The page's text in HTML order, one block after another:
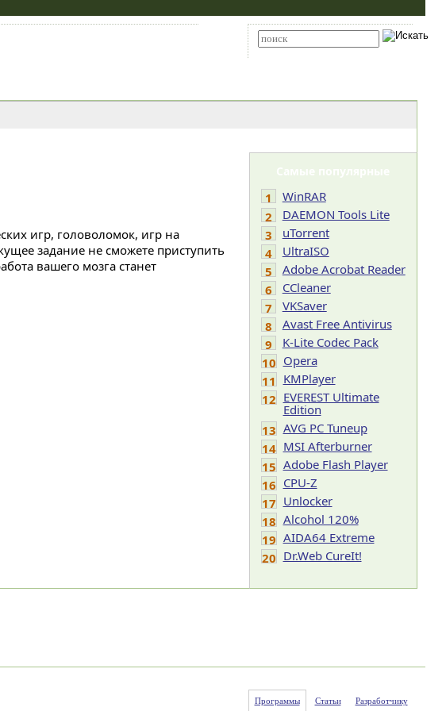
игр, головоломок, игр на
задание не сможете приступить
вашего мозга станет
Самые популярные
1
WinRAR
2
DAEMON Tools Lite
3
uTorrent
4
UltraISO
5
Adobe Acrobat Reader
6
CCleaner
7
VKSaver
8
Avast Free Antivirus
9
K-Lite Codec Pack
10 Opera
11 KMPlayer
12 EVEREST Ultimate
Edition
13 AVG PC Tuneup
14 MSI Afterburner
15 Adobe Flash Player
16 CPU-Z
17 Unlocker
18 Alcohol 120%
19 AIDA64 Extreme
20 Dr.Web CureIt!
Программы Статьи Разработчику